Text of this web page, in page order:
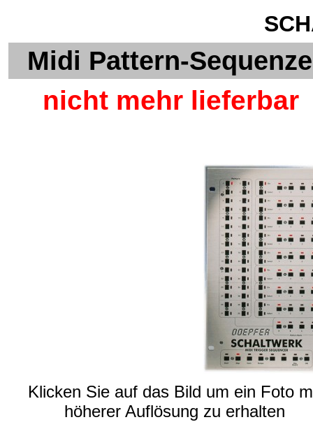
Midi Pattern-
nicht mehr lieferbar
Klicken Sie auf das Bild um ein Foto
höherer Auflösung zu erhalten